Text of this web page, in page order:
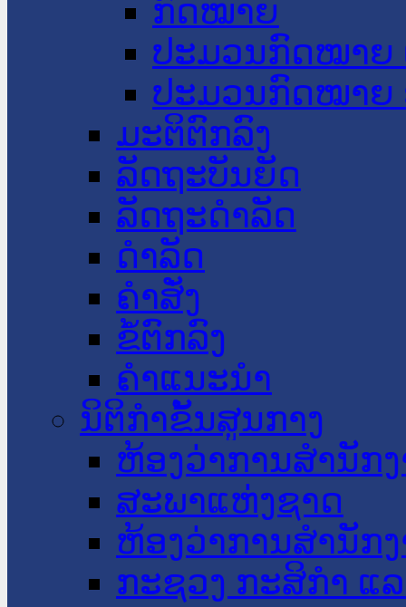
ກົດໝາຍ
ປະມວນກົດໝາຍ
ປະມວນກົດໝາຍ
ມະຕິຕົກລົງ
ລັດຖະບັນຍັດ
ລັດຖະດໍາລັດ
ດໍາລັດ
ຄໍາສັ່ງ
ຂໍ້ຕົກລົງ
ຄໍາແນະນໍາ
ນິຕິກໍາຂັ້ນສູນກາງ
ຫ້ອງວ່າການສໍານັກ
ສະພາແຫ່ງຊາດ
ຫ້ອງວ່າການສຳນັກ
ກະຊວງ ກະສິກຳ ແ